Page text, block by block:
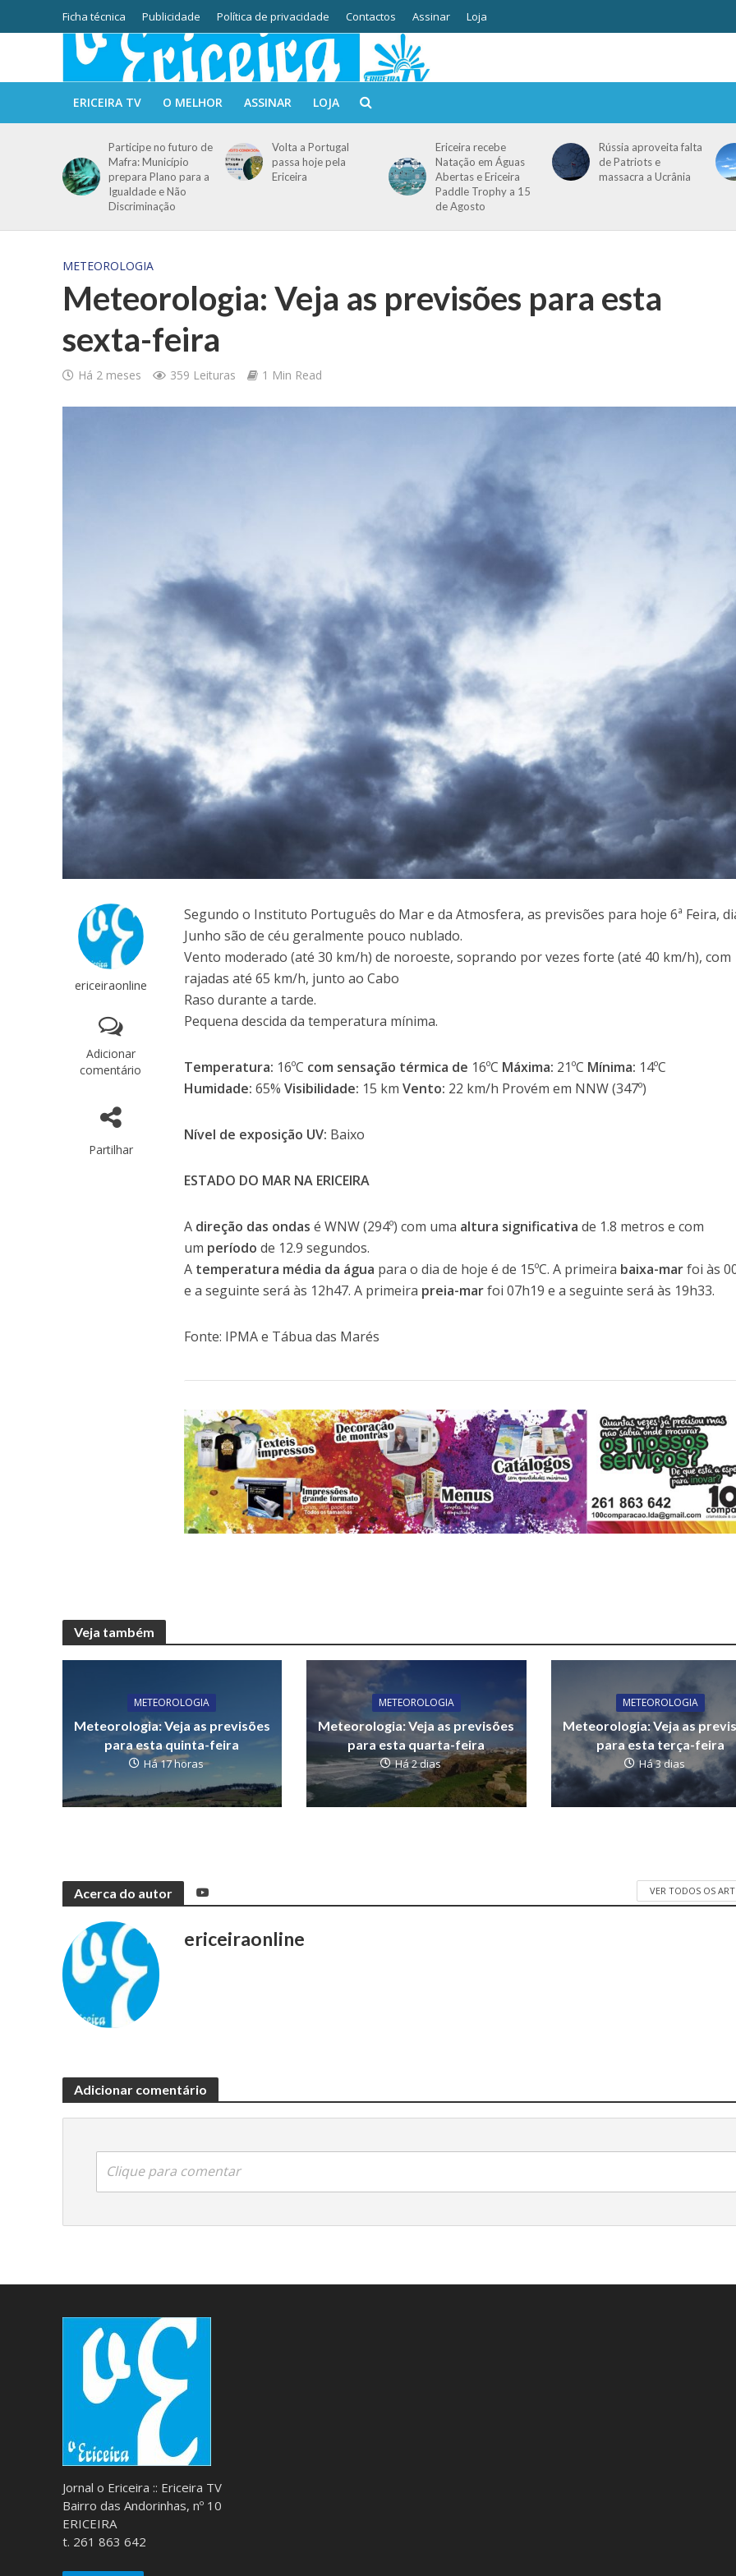
Ficha técnica Publicidade Política de privacidade Contactos Assinar Loja
ERICEIRA TV O MELHOR ASSINAR LOJA
Participe no futuro de
Mafra: Município
prepara Plano para a
Igualdade e Não
Discriminação
Volta a Portugal
passa hoje pela
Ericeira
Ericeira recebe
Natação em Águas
Abertas e Ericeira
Paddle Trophy a 15
de Agosto
Rússia aproveita falta
de Patriots e
massacra a Ucrânia
METEOROLOGIA
Meteorologia: Veja as previsões para esta
sexta-feira
Há 2 meses 359 Leituras 1 Min Read
ericeiraonline
Adicionar
comentário
Partilhar
Segundo o Instituto Português do Mar e da Atmosfera, as previsões para hoje 6ª Feira,
Junho são de céu geralmente pouco nublado.
Vento moderado (até 30 km/h) de noroeste, soprando por vezes forte (até 40 km/h), com
rajadas até 65 km/h, junto ao Cabo
Raso durante a tarde.
Pequena descida da temperatura mínima.
Temperatura: 16ºC com sensação térmica de 16ºC Máxima: 21ºC Mínima: 14ºC
Humidade:65%Visibilidade: 15 kmVento: 22 km/h Provém em NNW (347º)
Nível de exposição UV: Baixo
ESTADO DO MAR NA ERICEIRA
A direção das ondas é WNW (294º) com uma altura significativade 1.8 metros e com
um períodode 12.9 segundos.
A temperatura média da água para o dia de hoje é de 15ºC. A primeira baixa-marfoi às
e a seguinte será às 12h47. A primeira preia-marfoi 07h19 e a seguinte será às 19h33.
Fonte: IPMA e Tábua das Marés
Veja também
METEOROLOGIA
Meteorologia: Veja as previsões
para esta quinta-feira
Há 17 horas
METEOROLOGIA
Meteorologia: Veja as previsões
para esta quarta-feira
Há 2 dias
METEOROLOGIA
Meteorologia: Veja as
para esta terça-feira
Há 3 dias
Acerca do autor VER TODOS OS
ericeiraonline
Adicionar comentário
Clique para comentar
Jornal o Ericeira :: Ericeira TV
Bairro das Andorinhas, nº 10
ERICEIRA
t. 261 863 642